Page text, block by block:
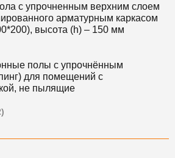
с упрочненным верхним слоем
арматурным каркасом
высота (h) – 150 мм
полы с упрочнённым
для помещений с
не пылящие